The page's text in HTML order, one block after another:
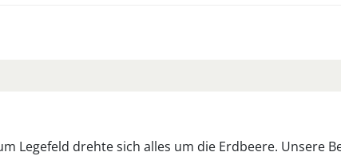
Legefeld drehte sich alles um die Erdbeere. Unsere